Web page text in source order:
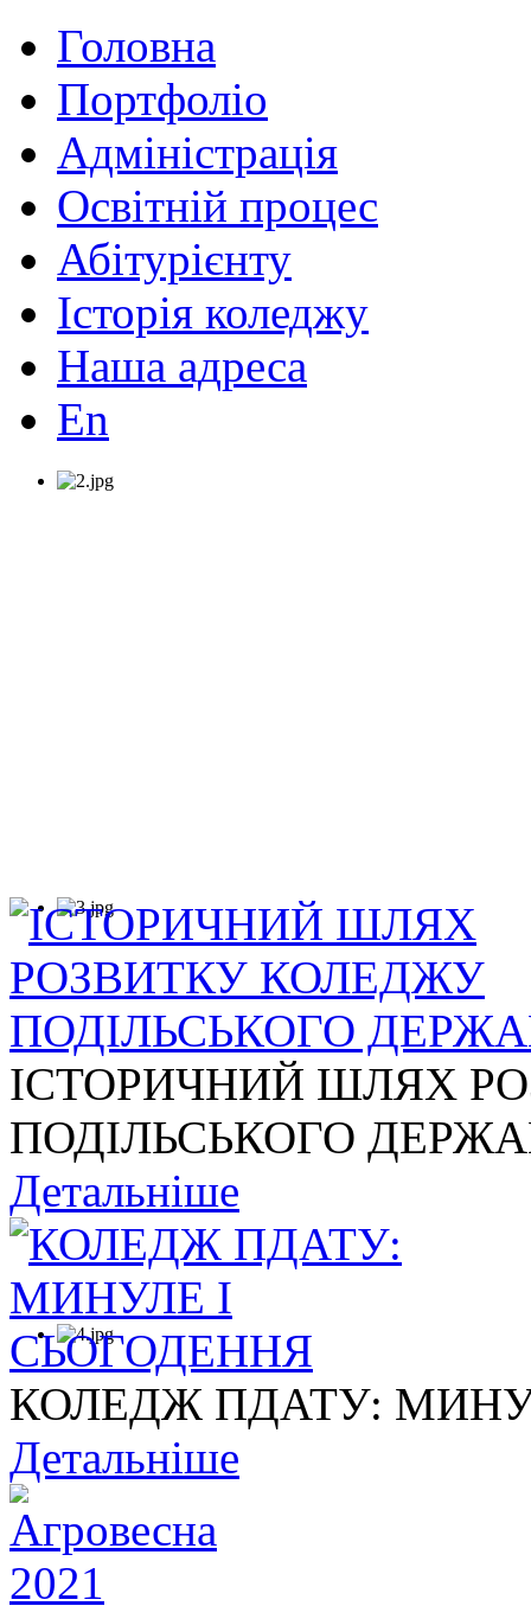
Головна
Портфоліо
Адміністрація
Освітній процес
Абітурієнту
Історія коледжу
Наша адреса
En
ІСТОРИЧНИЙ ШЛЯХ
ПОДІЛЬСЬКОГО
Детальніше
КОЛЕДЖ ПДАТУ:
Детальніше